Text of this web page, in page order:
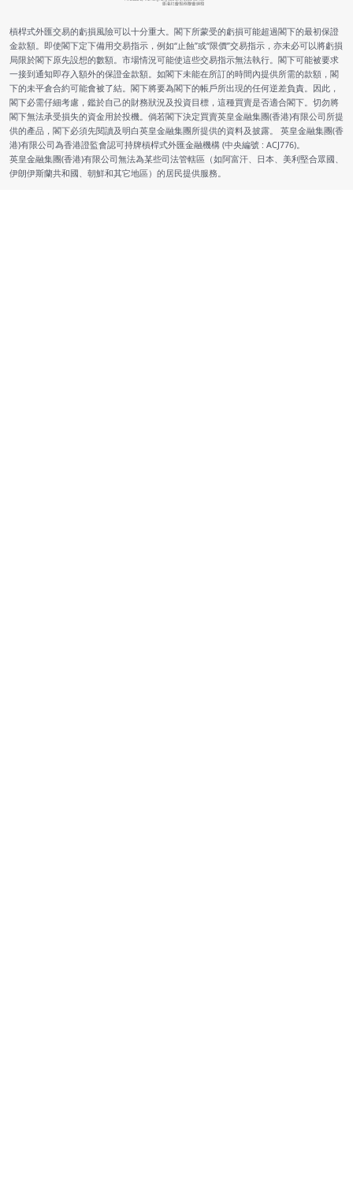
槓桿式外匯交易的虧損風險可以十分重大。閣下所蒙受的虧損可能超過閣下的最初保證
金款額。即使閣下定下備用交易指示，例如“止蝕”或“限價”交易指示，亦未必可以將虧損
局限於閣下原先設想的數額。市場情況可能使這些交易指示無法執行。閣下可能被要求
一接到通知即存入額外的保證金款額。如閣下未能在所訂的時間內提供所需的款額，閣
下的未平倉合約可能會被了結。閣下將要為閣下的帳戶所出現的任何逆差負責。因此，
閣下必需仔細考慮，鑑於自己的財務狀況及投資目標，這種買賣是否適合閣下。切勿將
閣下無法承受損失的資金用於投機。倘若閣下決定買賣英皇金融集團(香港)有限公司所提
供的產品，閣下必須先閱讀及明白英皇金融集團所提供的資料及披露。 英皇金融集團(香
港)有限公司為香港證監會認可持牌槓桿式外匯金融機構 (中央編號 : ACJ776)。
英皇金融集團(香港)有限公司無法為某些司法管轄區（如阿富汗、日本、美利堅合眾國、
伊朗伊斯蘭共和國、朝鮮和其它地區）的居民提供服務。